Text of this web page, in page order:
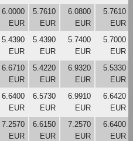
6.0000
EUR
5.7610
EUR
6.0800
EUR
5.7610
EUR
5.4390
EUR
5.4390
EUR
5.7400
EUR
5.7000
EUR
6.6710
EUR
5.4220
EUR
6.9320
EUR
5.5330
EUR
6.6400
EUR
6.5730
EUR
6.9910
EUR
6.6420
EUR
7.2570
EUR
6.6150
EUR
7.2570
EUR
6.6400
EUR